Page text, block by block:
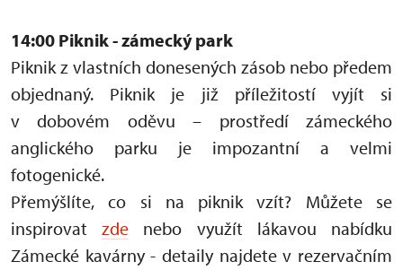
14:00 Piknik - zámecký park
Piknik z vlastních donesených zásob nebo předem
objednaný. Piknik je již příležitostí vyjít si
v dobovém oděvu – prostředí zámeckého
anglického parku je impozantní a velmi
fotogenické.
Přemýšlíte, co si na piknik vzít? Můžete se
inspirovatzde nebo využít lákavou nabídku
Zámecké kavárny - detaily najdete v rezervačním